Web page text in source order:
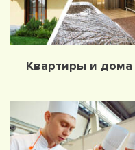
Квартиры и дома